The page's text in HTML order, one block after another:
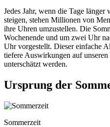
Jedes Jahr, wenn die Tage länger
steigen, stehen Millionen von
ihre Uhren umzustellen. Die
Wochenende und um zwei Uhr
Uhr vorgestellt. Dieser einfache
tiefere Auswirkungen auf
unterschätzt werden.
Ursprung der
Sommerzeit